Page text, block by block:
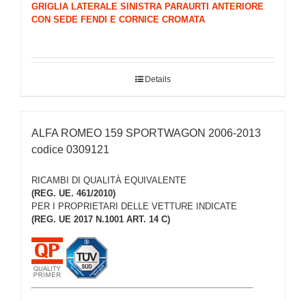
GRIGLIA LATERALE SINISTRA PARAURTI ANTERIORE
CON SEDE FENDI E CORNICE CROMATA
Details
ALFA ROMEO 159 SPORTWAGON 2006-2013
codice 0309121
RICAMBI DI QUALITÀ EQUIVALENTE
(REG. UE. 461/2010)
PER I PROPRIETARI DELLE VETTURE INDICATE
(REG. UE 2017 N.1001 ART. 14 C)